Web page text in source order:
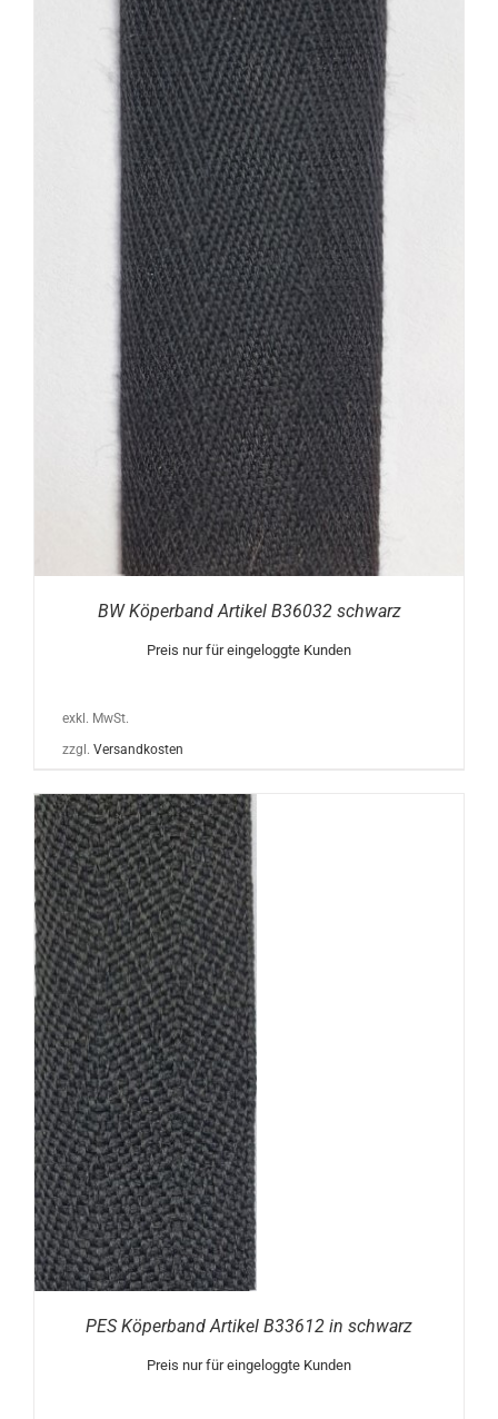
BW Köperband Artikel B36032 schwarz
Preis nur für eingeloggte Kunden
exkl. MwSt.
zzgl. Versandkosten
PES Köperband Artikel B33612 in schwarz
Preis nur für eingeloggte Kunden